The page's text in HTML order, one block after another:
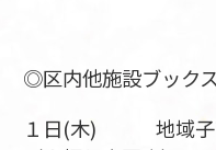
◎区内他施設ブック
１日(木) 地域子育